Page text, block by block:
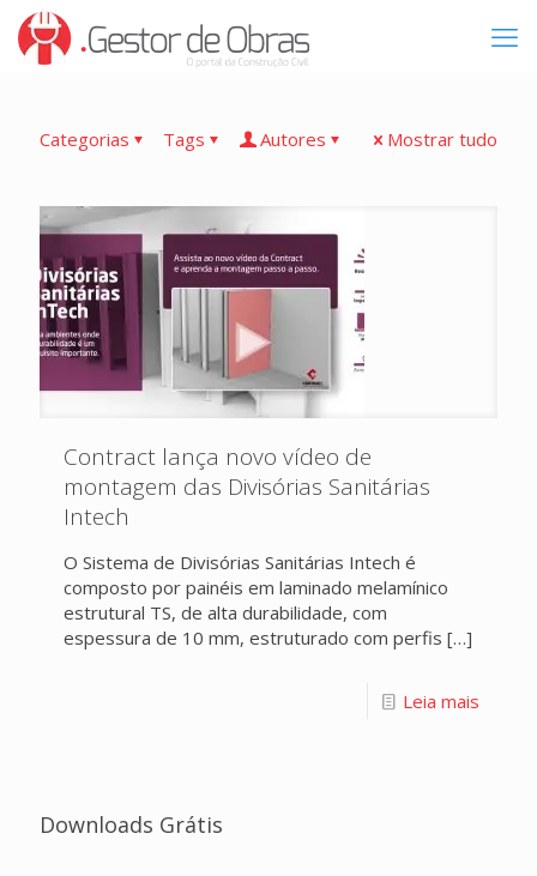
Categorias Tags Autores Mostrar tudo
Contract lança novo vídeo de
montagem das Divisórias Sanitárias
Intech
O Sistema de Divisórias Sanitárias Intech é
composto por painéis em laminado melamínico
estrutural TS, de alta durabilidade, com
espessura de 10 mm, estruturado com perfis […]
Leia mais
Downloads Grátis